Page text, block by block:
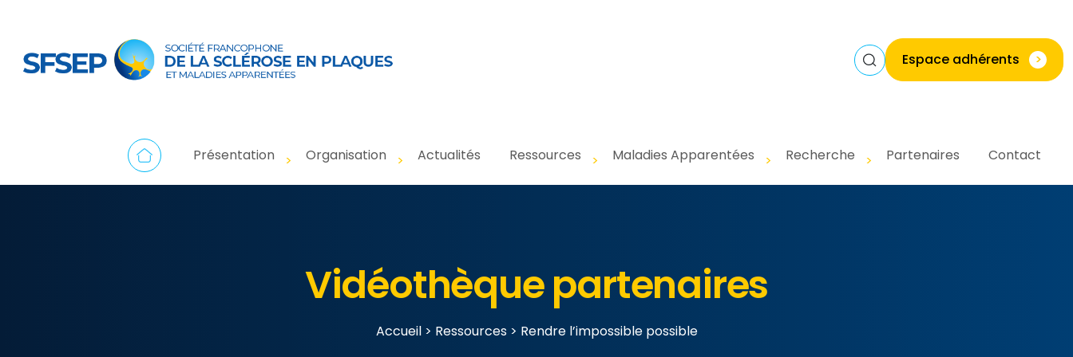
Espace adhérents >
Présentation Organisation Actualités Ressources Maladies Apparentées Recherche Partenaires Contact
Vidéothèque partenaires
Accueil> Ressources> Rendre l’impossible possible